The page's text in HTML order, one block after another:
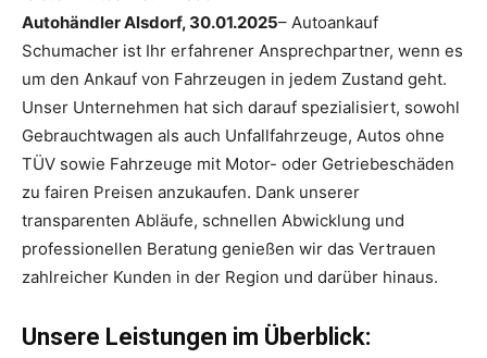
Autohändler Alsdorf, 30.01.2025– Autoankauf
Schumacher ist Ihr erfahrener Ansprechpartner, wenn es
um den Ankauf von Fahrzeugen in jedem Zustand geht.
Unser Unternehmen hat sich darauf spezialisiert, sowohl
Gebrauchtwagen als auch Unfallfahrzeuge, Autos ohne
TÜV sowie Fahrzeuge mit Motor- oder Getriebeschäden
zu fairen Preisen anzukaufen. Dank unserer
transparenten Abläufe, schnellen Abwicklung und
professionellen Beratung genießen wir das Vertrauen
zahlreicher Kunden in der Region und darüber hinaus.
Unsere Leistungen im Überblick: